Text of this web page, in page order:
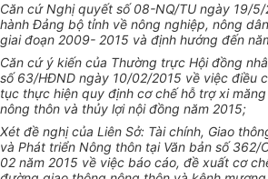
Căn cứ Nghị quyết số 08-NQ/TU ngày 19/
hành Đảng bộ tỉnh về nông nghiệp, nông
giai đoạn 2009- 2015 và định hướng đến
Căn cứ ý kiến của Thường trực Hội đồng
số 63/HĐND ngày 10/02/2015 về việc điều
tục thực hiện quy định cơ chế hỗ trợ xi
nông thôn và thủy lợi nội đồng năm 2015;
Xét đề nghị của Liên Sở: Tài chính, Giao
và Phát triển Nông thôn tại Văn bản số 362/
02 năm 2015 về việc báo cáo, đề xuất cơ